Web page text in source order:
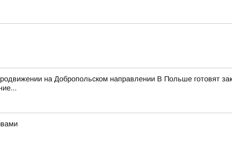
на Добропольском направлении В Польше готовят